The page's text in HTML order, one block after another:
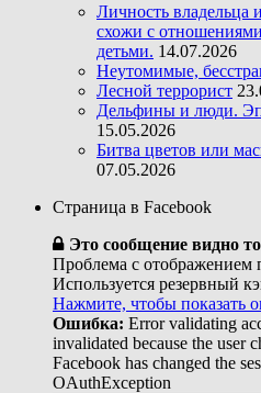
Личность владельца
схожи с
детьми. 14.07.2026
Неутомимые,
Лесной террорист
Дельфины и люди.
15.05.2026
Битва цветов или
07.05.2026
Страница в Facebook
Это сообщение видно
Проблема с отображением
Используется резервный
Нажмите, чтобы показать
Ошибка: Error validating
invalidated because the user
Facebook has changed the
OAuthException